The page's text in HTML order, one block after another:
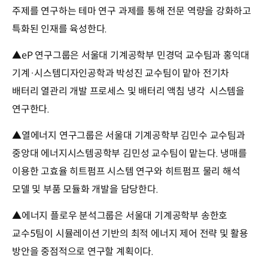
주제를 연구하는 테마 연구 과제를 통해 전문 역량을 강화하고
특화된 인재를 육성한다.
▲eP 연구그룹은 서울대 기계공학부 민경덕 교수팀과 홍익대
기계·시스템디자인공학과 박성진 교수팀이 맡아 전기차
배터리 열관리 개발 프로세스 및 배터리 액침 냉각 시스템을
연구한다.
▲열에너지 연구그룹은 서울대 기계공학부 김민수 교수팀과
중앙대 에너지시스템공학부 김민성 교수팀이 맡는다. 냉매를
이용한 고효율 히트펌프 시스템 연구와 히트펌프 물리 해석
모델 및 부품 모듈화 개발을 담당한다.
▲에너지 플로우 분석그룹은 서울대 기계공학부 송한호
교수5팀이 시뮬레이션 기반의 최적 에너지 제어 전략 및 활용
방안을 중점적으로 연구할 계획이다.